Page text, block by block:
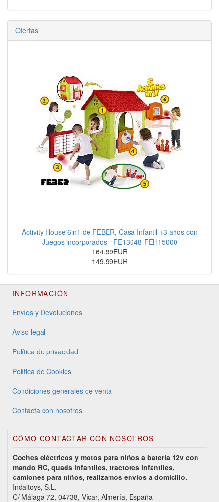
Ofertas
Activity House 6in1 de FEBER, Casa Infantil +3 años con
Juegos incorporados - FE13048-FEH15000
164.99EUR
149.99EUR
INFORMACIÓN
Envíos y Devoluciones
Aviso legal
Política de privacidad
Política de Cookies
Condiciones generales de venta
Contacta con nosotros
CÓMO CONTACTAR CON NOSOTROS
Coches eléctricos y motos para niños a batería 12v con
mando RC, quads infantiles, tractores infantiles,
camiones para niños, realizamos envíos a domicilio.
Indaltoys, S.L.
C/ Málaga 72, 04738, Vícar, Almería, España